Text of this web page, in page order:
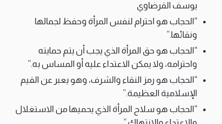
يوسف القرضاوي
“الحجاب هو احترام لنفس المرأة وحفظ لجمالها
ونقائها.”
“الحجاب هو حق المرأة الذي يجب أن يتم حمايته
واحترامه، ولا يمكن الاعتداء عليه أو المساس به.”
“الحجاب هو رمز النقاء والشرف، وهو يعبر عن القيم
الإسلامية العظيمة.”
“الحجاب هو سلاح المرأة الذي يحميها من الاستغلال